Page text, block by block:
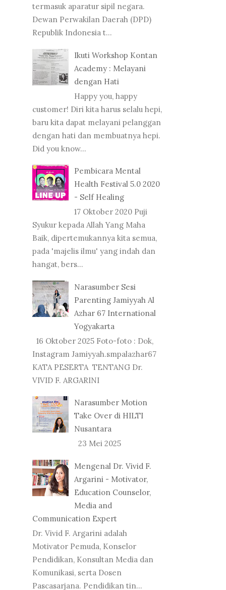
termasuk aparatur sipil negara.
Dewan Perwakilan Daerah (DPD)
Republik Indonesia t...
Ikuti Workshop Kontan
Academy : Melayani
dengan Hati
Happy you, happy
customer! Diri kita harus selalu hepi,
baru kita dapat melayani pelanggan
dengan hati dan membuatnya hepi.
Did you know...
Pembicara Mental
Health Festival 5.0 2020
- Self Healing
17 Oktober 2020 Puji
Syukur kepada Allah Yang Maha
Baik, dipertemukannya kita semua,
pada 'majelis ilmu' yang indah dan
hangat, bers...
Narasumber Sesi
Parenting Jamiyyah Al
Azhar 67 International
Yogyakarta
16 Oktober 2025 Foto-foto : Dok,
Instagram Jamiyyah.smpalazhar67
KATA PESERTA TENTANG Dr.
VIVID F. ARGARINI
Narasumber Motion
Take Over di HILTI
Nusantara
23 Mei 2025
Mengenal Dr. Vivid F.
Argarini - Motivator,
Education Counselor,
Media and
Communication Expert
Dr. Vivid F. Argarini adalah
Motivator Pemuda, Konselor
Pendidikan, Konsultan Media dan
Komunikasi, serta Dosen
Pascasarjana. Pendidikan tin...